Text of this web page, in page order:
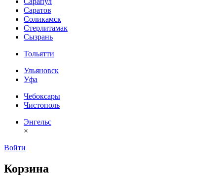
Саратов
Соликамск
Стерлитамак
Сызрань
Тольятти
Ульяновск
Уфа
Чебоксары
Чистополь
Энгельс
×
Войти
Корзина